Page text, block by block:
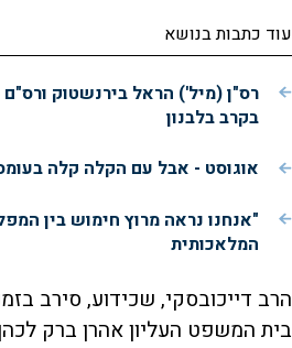
עוד כתבות בנושא
רס"ן (מיל') הראל בירנשטוק ורס"ם
בקרב בלבנון
אוגוסט - אבל עם הקלה קלה
"אנחנו נראה מרוץ חימוש בין
המלאכותית
הרב דייכובסקי, שכידוע, סירב
בית המשפט העליון אהרן ברק